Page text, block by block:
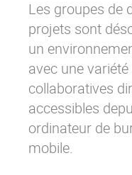
Les groupes de
projets sont
un
avec une variété
collaboratives
accessibles
ordinateur de
mobile.